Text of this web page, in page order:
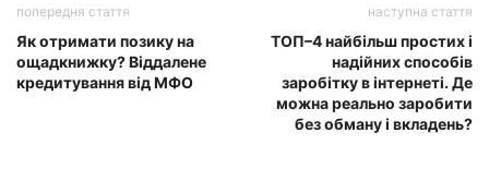
попередня стаття
Як отримати позику на
ощадкнижку? Віддалене
кредитування від МФО
наступна стаття
ТОП–4 найбільш простих і
надійних способів
заробітку в інтернеті. Де
можна реально заробити
без обману і вкладень?